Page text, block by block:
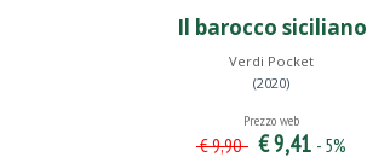
Il barocco siciliano
Verdi Pocket
(2020)
Prezzo web
€ 9,90 € 9,41 - 5%